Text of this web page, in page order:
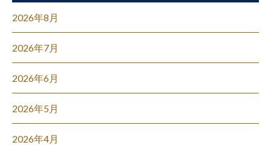
2026年8月
2026年7月
2026年6月
2026年5月
2026年4月